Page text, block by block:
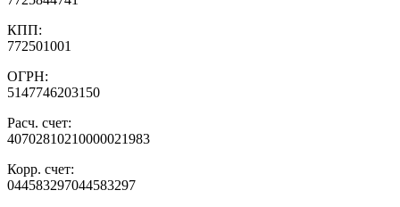
КПП:
772501001
ОГРН:
5147746203150
Расч. счет:
40702810210000021983
Корр. счет:
044583297044583297